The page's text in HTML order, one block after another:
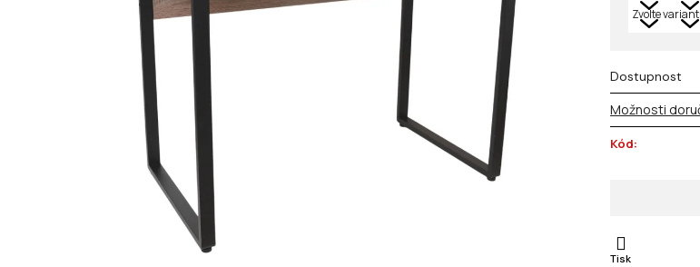
Dostupnost
Možnosti
Kód:
Tisk